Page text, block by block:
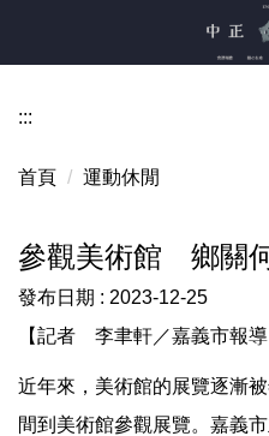
區
:::
首頁 運動休閒
參觀美術館 鄉關
發布日期 : 2023-12-25
【記者 李聿軒／嘉義市報導
近年來，美術館的展覽逐漸
間到美術館參觀展覽。嘉義